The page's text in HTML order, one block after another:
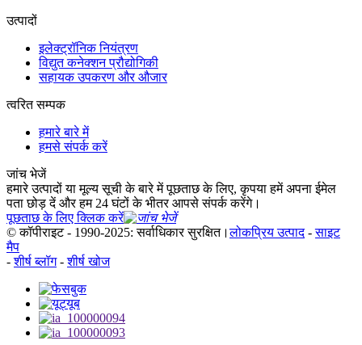
उत्पादों
इलेक्ट्रॉनिक नियंत्रण
विद्युत कनेक्शन प्रौद्योगिकी
सहायक उपकरण और औजार
त्वरित सम्पक
हमारे बारे में
हमसे संपर्क करें
जांच भेजें
हमारे उत्पादों या मूल्य सूची के बारे में पूछताछ के लिए, कृपया हमें अपना ईमेल
पता छोड़ दें और हम 24 घंटों के भीतर आपसे संपर्क करेंगे।
पूछताछ के लिए क्लिक करें
© कॉपीराइट - 1990-2025: सर्वाधिकार सुरक्षित।लोकप्रिय उत्पाद-साइट
मैप
-शीर्ष ब्लॉग-शीर्ष खोज